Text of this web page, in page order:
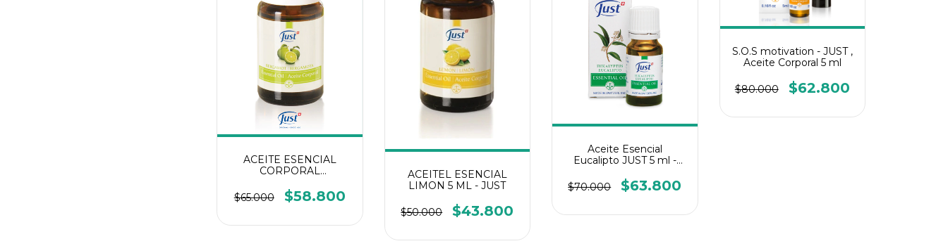
ACEITE ESENCIAL
CORPORAL
Just
$65.000 $58.800
ACEITEL ESENCIAL
LIMON 5 ML - JUST
$50.000 $43.800
Aceite Esencial
Eucalipto JUST 5 ml -
$70.000
$63.800
S.O.S motivation - JUST ,
Aceite Corporal 5 ml
$80.000 $62.800